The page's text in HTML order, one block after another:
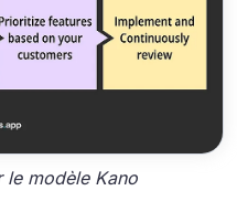
le modèle Kano